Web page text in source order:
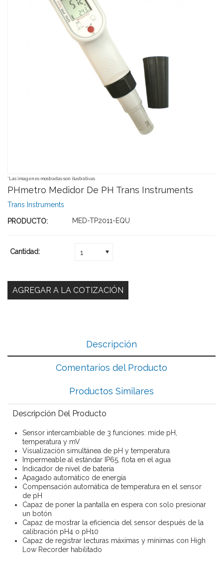
*Las imagenes mostradas son ilustrativas
PHmetro Medidor De PH Trans Instruments
Trans Instruments
PRODUCTO: MED-TP2011-EQU
Cantidad: 1
Descripción
Comentarios del Producto
Productos Similares
Descripción Del Producto
Sensor intercambiable de 3 funciones: mide pH,
temperatura y mV
Visualización simultánea de pH y temperatura
Impermeable al estándar IP65, flota en el agua
Indicador de nivel de batería
Apagado automático de energía
Compensación automática de temperatura en el sensor
de pH
Capaz de poner la pantalla en espera con solo presionar
un botón
Capaz de mostrar la eficiencia del sensor después de la
calibración pH4 o pH10
Capaz de registrar lecturas máximas y mínimas con High
Low Recorder habilitado